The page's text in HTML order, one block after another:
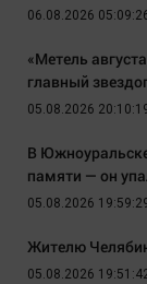
06.08.2026
«Метель
главный
05.08.2026
В
памяти — он
05.08.2026
Жителю
05.08.2026